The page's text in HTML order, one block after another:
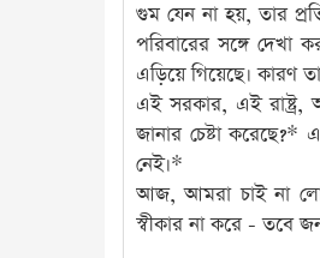
গুম যেন না হয়, তার
পরিবারের সঙ্গে দেখা
এড়িয়ে গিয়েছে। কারণ
এই সরকার, এই রাষ্ট্র,
জানার চেষ্টা
নেই।*
আজ, আমরা চাই না
স্বীকার না করে - তবে